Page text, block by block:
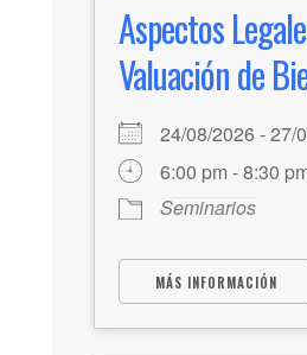
Aspectos
Valuación de
24/08/2026 - 27/
6:00 pm - 8:30
Seminarios
MÁS INFORMACIÓN